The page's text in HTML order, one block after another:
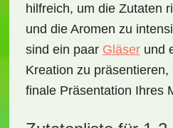
hilfreich, um die Zutaten
und die Aromen zu
sind ein paar Gläserund
Kreation zu
finale Präsentation Ihres